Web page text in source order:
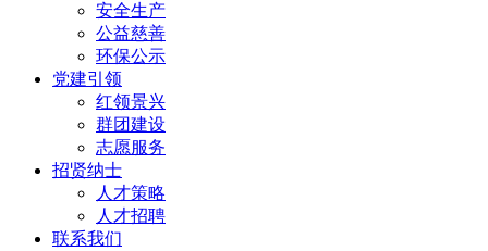
安全生产
公益慈善
环保公示
党建引领
红领景兴
群团建设
志愿服务
招贤纳士
人才策略
人才招聘
联系我们